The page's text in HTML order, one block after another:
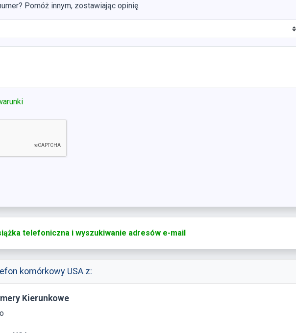
Pomóż innym, zostawiając opinię.
telefoniczna i wyszukiwanie adresów e-mail
komórkowy USA z:
Kierunkowe